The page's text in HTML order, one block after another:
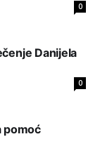
0
Danijela
0
pomoć